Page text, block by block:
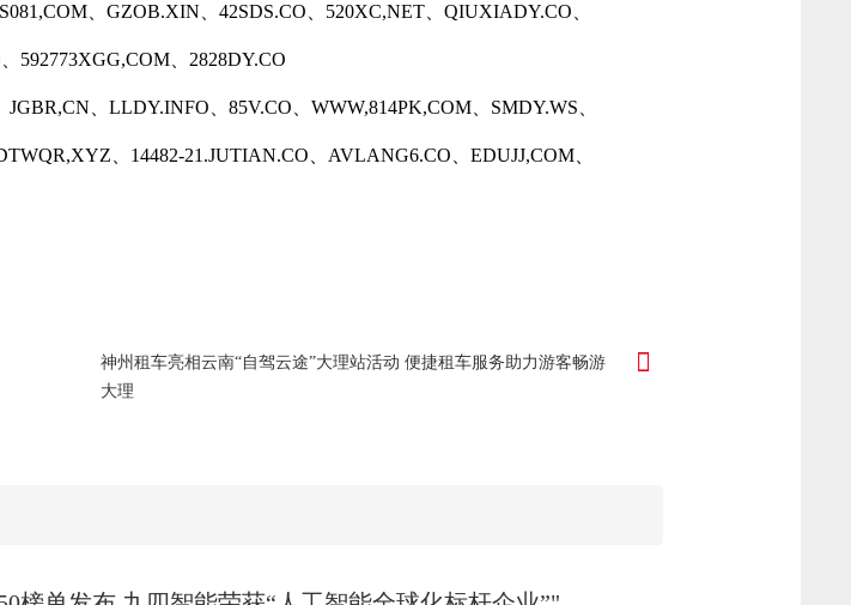
、GZOB.XIN、42SDS.CO、520XC,NET、QIUXIADY.CO、
592773XGG,COM、2828DY.CO
、LLDY.INFO、85V.CO、WWW,814PK,COM、SMDY.WS、
、14482-21.JUTIAN.CO、AVLANG6.CO、EDUJJ,COM、
神州租车亮相云南“自驾云途”大理站活动 便捷租车服务助力游客畅游
大理